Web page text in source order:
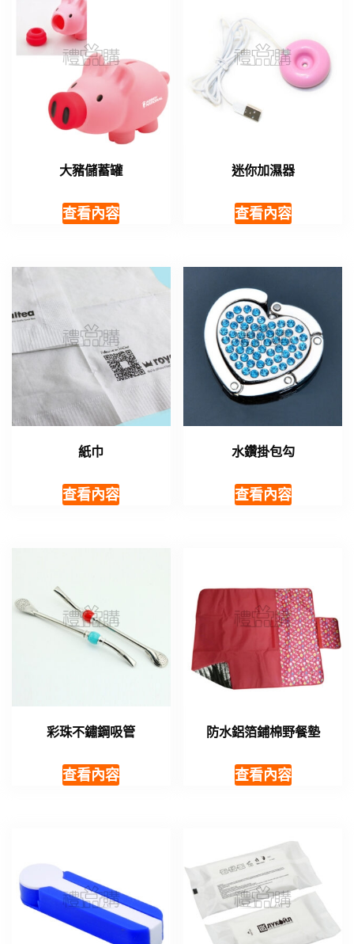
大豬儲蓄罐
查看內容
迷你加濕器
查看內容
紙巾
查看內容
水鑽掛包勾
查看內容
彩珠不鏽鋼吸管
查看內容
防水鋁箔鋪棉野餐墊
查看內容